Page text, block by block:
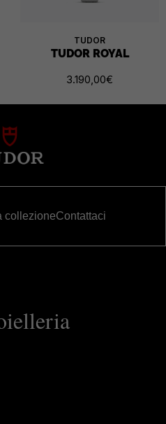
TUDOR
TUDOR ROYAL
3.190,00€
collezioneContattaci